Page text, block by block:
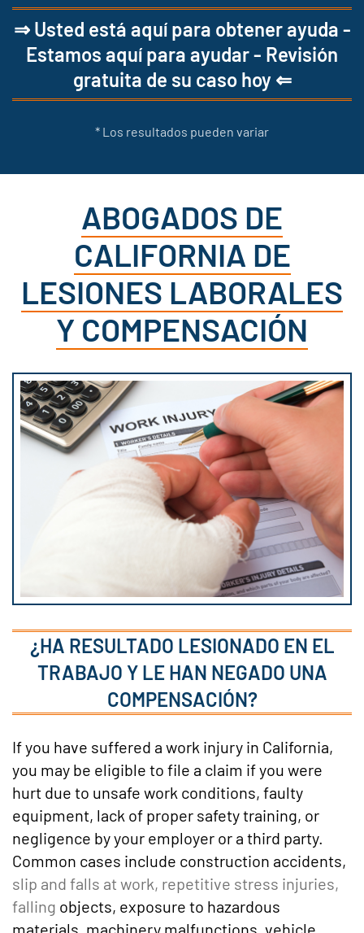
⇒ Usted está aquí para obtener ayuda -
Estamos aquí para ayudar - Revisión
gratuita de su caso hoy ⇐
* Los resultados pueden variar
ABOGADOS DE
CALIFORNIA DE
LESIONES LABORALES
Y COMPENSACIÓN
¿HA RESULTADO LESIONADO EN EL
TRABAJO Y LE HAN NEGADO UNA
COMPENSACIÓN?
If you have suffered a work injury in California,
you may be eligible to file a claim if you were
hurt due to unsafe work conditions, faulty
equipment, lack of proper safety training, or
negligence by your employer or a third party.
Common cases include construction accidents,
slip and falls at work, repetitive stress injuries,
falling objects, exposure to hazardous